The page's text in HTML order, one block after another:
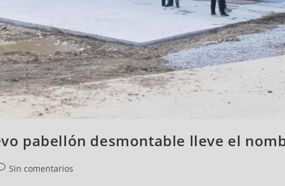
pabellón desmontable lleve el
Sin comentarios